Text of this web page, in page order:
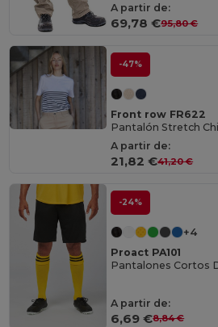
A partir de:
69,78 €95,80 €
-47%
Front row FR622
Pantalón Stretch
A partir de:
21,82 €41,20 €
-24%
+4
Proact PA101
A partir de:
6,69 €8,84 €